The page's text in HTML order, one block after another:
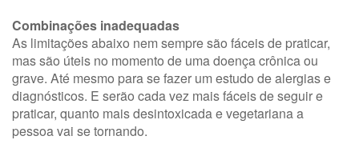
Combinações inadequadas
As limitações abaixo nem sempre são fáceis de praticar,
mas são úteis no momento de uma doença crônica ou
grave. Até mesmo para se fazer um estudo de alergias e
diagnósticos. E serão cada vez mais fáceis de seguir e
praticar, quanto mais desintoxicada e vegetariana a
pessoa vai se tornando.